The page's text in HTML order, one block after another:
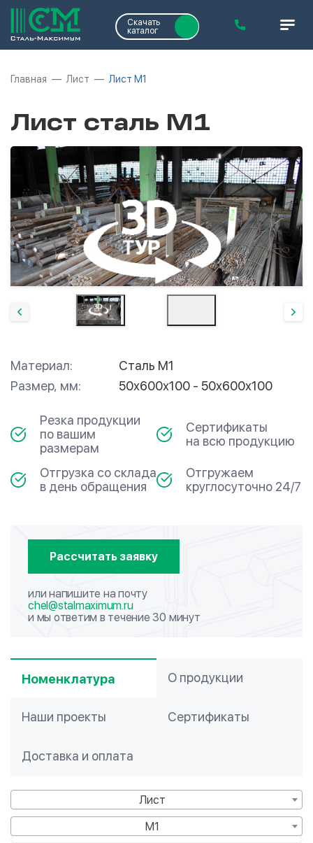
Скачать
каталог
Главная Лист Лист М1
Лист сталь М1
Материал:
Сталь М1
Размер, мм:
50х600х100 - 50х600х100
Резка продукции
по вашим
размерам
Сертификаты
на всю продукцию
Отгрузка со склада
в день обращения
Отгружаем
круглосуточно 24/7
Рассчитать заявку
или напишите на почту
chel@stalmaximum.ru
и мы ответим в течение 30 минут
Номенклатура О продукции
Наши проекты Сертификаты
Доставка и оплата
Лист
М1